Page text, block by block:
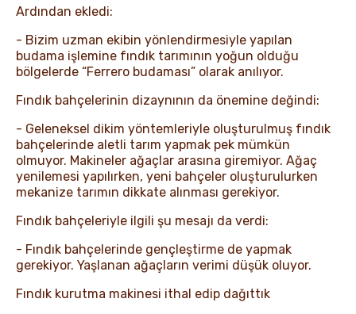
Ardından ekledi:
- Bizim uzman ekibin yönlendirmesiyle yapılan
budama işlemine fındık tarımının yoğun olduğu
bölgelerde “Ferrero budaması” olarak anılıyor.
Fındık bahçelerinin dizaynının da önemine değindi:
- Geleneksel dikim yöntemleriyle oluşturulmuş fındık
bahçelerinde aletli tarım yapmak pek mümkün
olmuyor. Makineler ağaçlar arasına giremiyor. Ağaç
yenilemesi yapılırken, yeni bahçeler oluşturulurken
mekanize tarımın dikkate alınması gerekiyor.
Fındık bahçeleriyle ilgili şu mesajı da verdi:
- Fındık bahçelerinde gençleştirme de yapmak
gerekiyor. Yaşlanan ağaçların verimi düşük oluyor.
Fındık kurutma makinesi ithal edip dağıttık